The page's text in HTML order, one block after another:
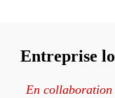
Entreprise
En collaboration